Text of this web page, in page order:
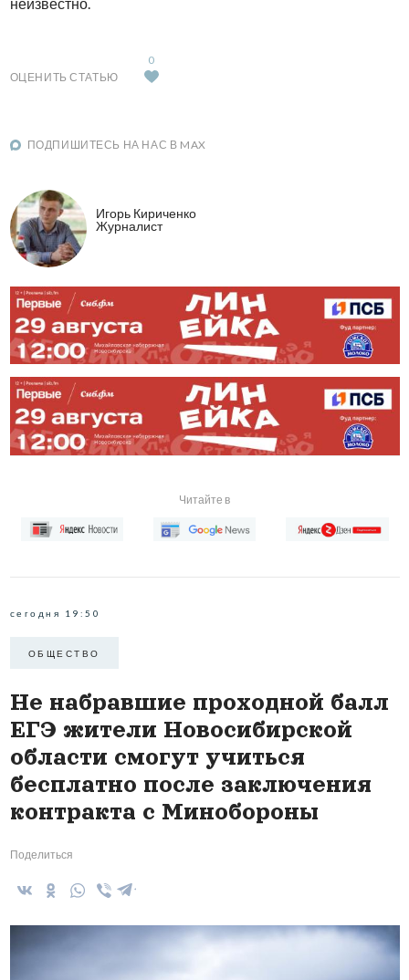
ОЦЕНИТЬ СТАТЬЮ
0
ПОДПИШИТЕСЬ НА НАС В MAX
Игорь Кириченко
Журналист
Читайте в
сегодня 19:50
ОБЩЕСТВО
Не набравшие проходной балл
ЕГЭ жители Новосибирской
области смогут учиться
бесплатно после заключения
контракта с Минобороны
Поделиться